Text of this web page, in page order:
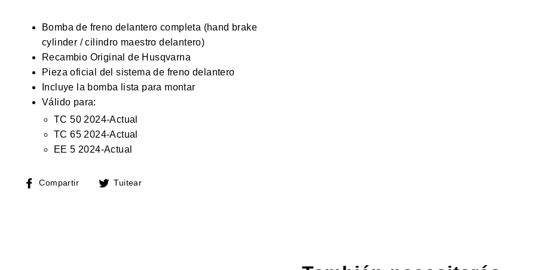
Bomba de freno delantero completa (hand brake
cylinder / cilindro maestro delantero)
Recambio Original de Husqvarna
Pieza oficial del sistema de freno delantero
Incluye la bomba lista para montar
Válido para:
TC 50 2024-Actual
TC 65 2024-Actual
EE 5 2024-Actual
Compartir
Compartir
Tuitear